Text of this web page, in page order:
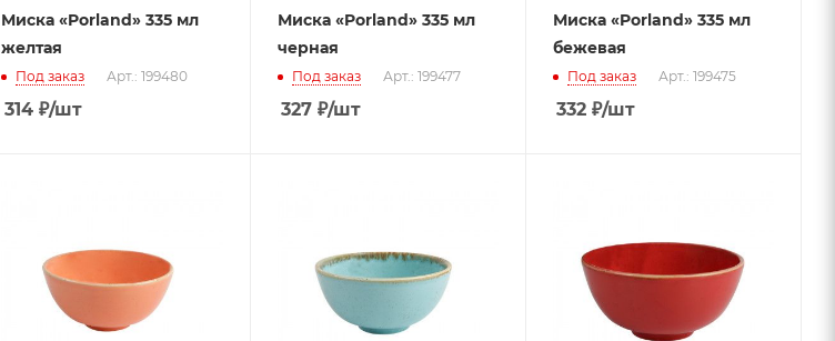
Миска «Porland» 335 мл
желтая
Под заказ Арт.: 199480
314 ₽/шт
Миска «Porland» 335 мл
черная
Под заказ Арт.: 199477
327₽/шт
Миска «Porland» 335 мл
бежевая
Под заказ Арт.: 199475
332₽/шт